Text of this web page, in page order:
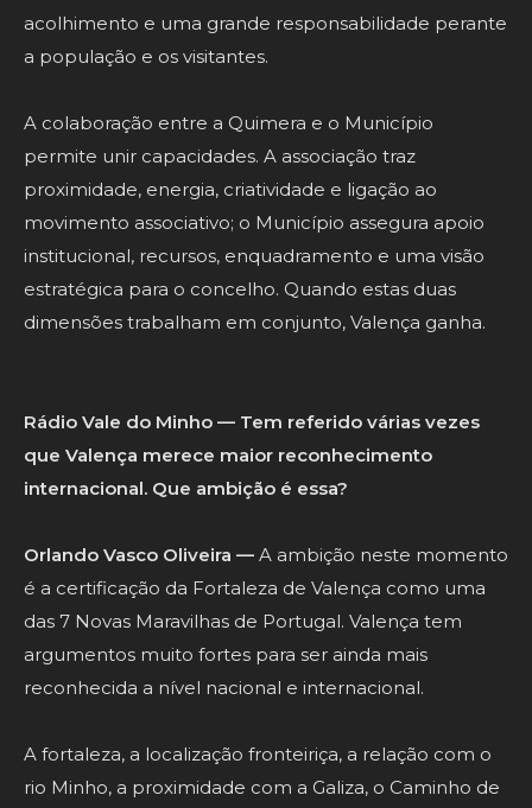
acolhimento e uma grande responsabilidade perante
a população e os visitantes.
A colaboração entre a Quimera e o Município
permite unir capacidades. A associação traz
proximidade, energia, criatividade e ligação ao
movimento associativo; o Município assegura apoio
institucional, recursos, enquadramento e uma visão
estratégica para o concelho. Quando estas duas
dimensões trabalham em conjunto, Valença ganha.
Rádio Vale do Minho — Tem referido várias vezes
que Valença merece maior reconhecimento
internacional. Que ambição é essa?
Orlando Vasco Oliveira — A ambição neste momento
é a certificação da Fortaleza de Valença como uma
das 7 Novas Maravilhas de Portugal. Valença tem
argumentos muito fortes para ser ainda mais
reconhecida a nível nacional e internacional.
A fortaleza, a localização fronteiriça, a relação com o
rio Minho, a proximidade com a Galiza, o Caminho de